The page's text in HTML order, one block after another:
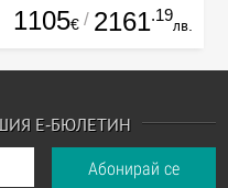
1105€ / 2161.19
лв.
Е-БЮЛЕТИН